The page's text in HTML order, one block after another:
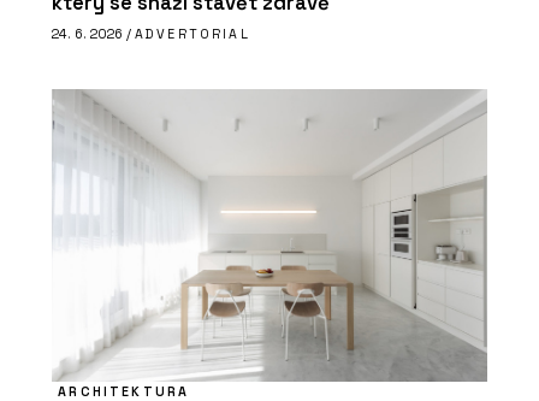
24. 6. 2026 / ADVERTORIAL
ARCHITEKTURA